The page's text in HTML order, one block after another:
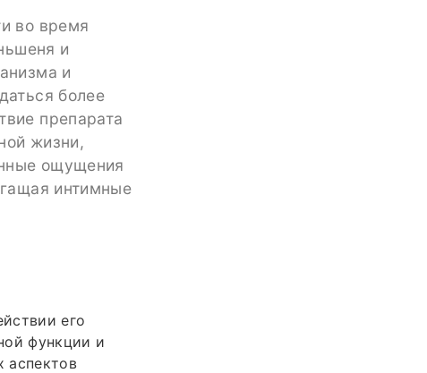
во время
и
и
более
препарата
жизни,
ощущения
интимные
его
функции и
аспектов